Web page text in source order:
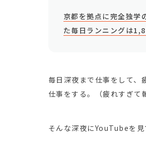
京都を拠点に完全独学
た毎日ランニングは
毎日深夜まで仕事をして、
仕事をする。（疲れすぎて
そんな深夜にYouTubeを見